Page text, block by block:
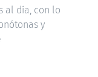
al día, con lo
y